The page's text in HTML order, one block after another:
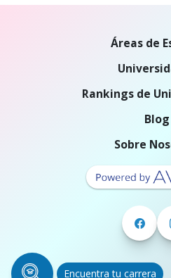
Encuentra tu carrera
Áreas de
Rankings de
Blog
Sobre